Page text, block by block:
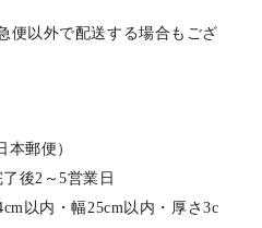
便以外で配送する場合もござ
本郵便）
後2～5営業日
以内・幅25cm以内・厚さ3c